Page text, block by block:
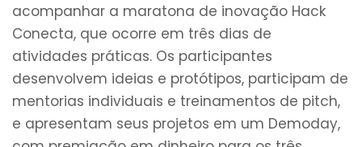
acompanhar a maratona de inovação Hack
Conecta, que ocorre em três dias de
atividades práticas. Os participantes
desenvolvem ideias e protótipos, participam de
mentorias individuais e treinamentos de pitch,
e apresentam seus projetos em um Demoday,